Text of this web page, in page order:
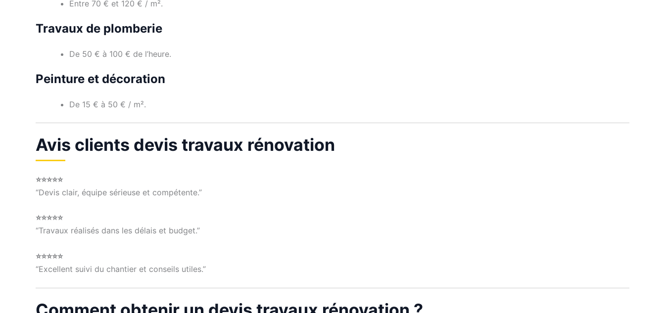
Entre 70 € et 120 € / m².
Travaux de plomberie
De 50 € à 100 € de l’heure.
Peinture et décoration
De 15 € à 50 € / m².
Avis clients devis travaux rénovation
⭐⭐⭐⭐⭐
“Devis clair, équipe sérieuse et compétente.”
⭐⭐⭐⭐⭐
“Travaux réalisés dans les délais et budget.”
⭐⭐⭐⭐⭐
“Excellent suivi du chantier et conseils utiles.”